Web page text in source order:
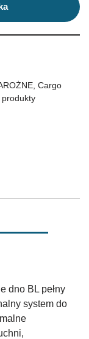
Cargo
produkty
dno BL pełny
system do